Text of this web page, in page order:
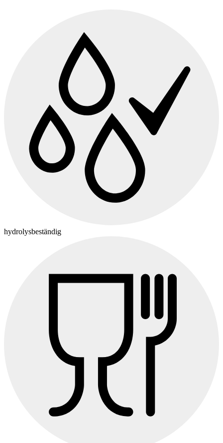
hydrolysbeständig